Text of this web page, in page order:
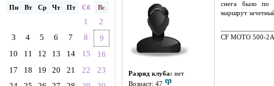
Пн Вт Ср Чт Пт Сб Вс
1
2
3
4 5 6 7 8
9
10
11 12 13 14 15
16
17
18 19 20 21 22
23
Разряд клуба: нет
Возраст: 47
снега было по
маршрут
CF MOTO 500-2A